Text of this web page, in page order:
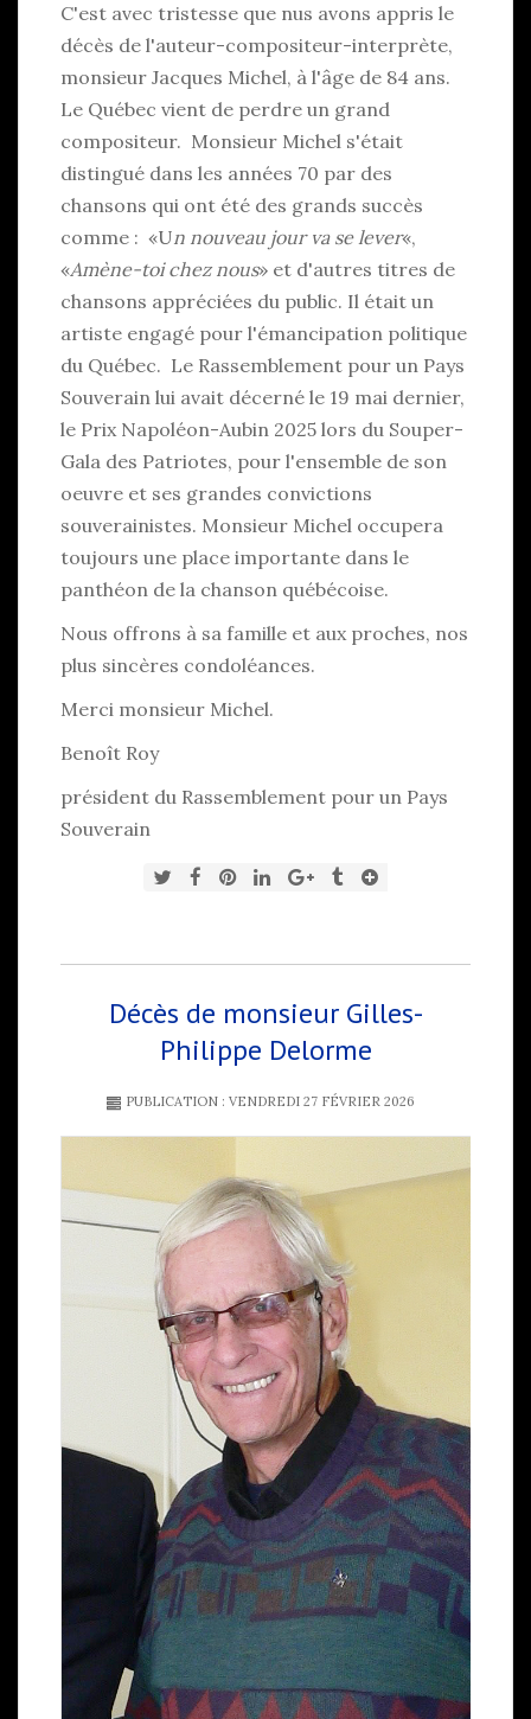
C'est avec tristesse que nus avons appris le
décès de l'auteur-compositeur-interprète,
monsieur Jacques Michel, à l'âge de 84 ans.
Le Québec vient de perdre un grand
compositeur. Monsieur Michel s'était
distingué dans les années 70 par des
chansons qui ont été des grands succès
comme : «Un nouveau jour va se lever«,
«Amène-toi chez nous» et d'autres titres de
chansons appréciées du public. Il était un
artiste engagé pour l'émancipation politique
du Québec. Le Rassemblement pour un Pays
Souverain lui avait décerné le 19 mai dernier,
le Prix Napoléon-Aubin 2025 lors du Souper-
Gala des Patriotes, pour l'ensemble de son
oeuvre et ses grandes convictions
souverainistes. Monsieur Michel occupera
toujours une place importante dans le
panthéon de la chanson québécoise.
Nous offrons à sa famille et aux proches, nos
plus sincères condoléances.
Merci monsieur Michel.
Benoît Roy
président du Rassemblement pour un Pays
Souverain
Décès de monsieur Gilles-
Philippe Delorme
PUBLICATION : VENDREDI 27 FÉVRIER 2026